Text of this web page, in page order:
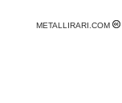
METALLIRARI.COM